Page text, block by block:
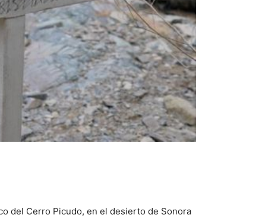
del Cerro Picudo, en el desierto de Sonora